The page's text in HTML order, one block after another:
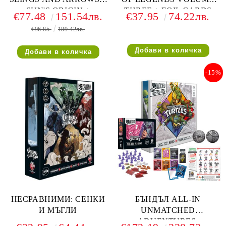
SUN'S ORIGIN +
HOUDINI VS THE GENIE
€77.48 151.54лв.
€96.85 189.42лв.
THREE + FOIL CARDS
€37.95 74.22лв.
НЕСРАВНИМИ: СЕНКИ
И МЪГЛИ
БЪНДЪЛ ALL-IN
UNMATCHED
ADVENTURES:
-15%